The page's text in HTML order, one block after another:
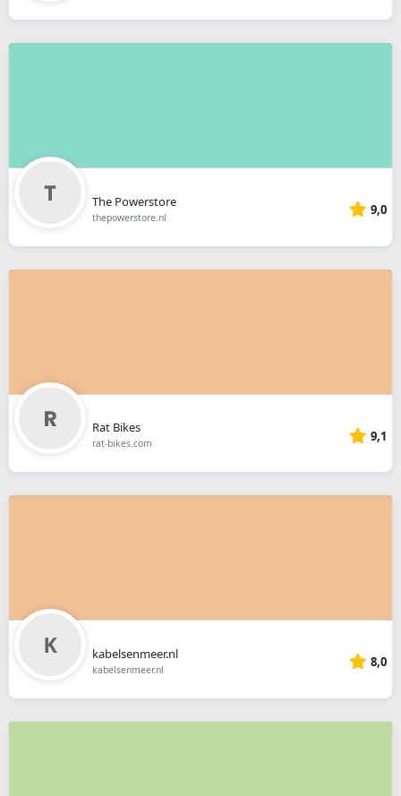
The Powerstore
thepowerstore.nl 9,0
Rat Bikes
rat-bikes.com 9,1
kabelsenmeer.nl
kabelsenmeer.nl 8,0